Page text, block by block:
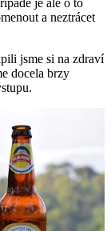
a neztrácet
jsme si na zdraví
docela brzy